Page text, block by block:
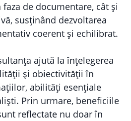
de documentare, cât și
susținând dezvoltarea
coerent și echilibrat.
ajută la înțelegerea
și obiectivității în
abilități esențiale
Prin urmare, beneficiile
reflectate nu doar în